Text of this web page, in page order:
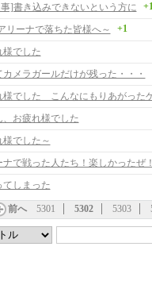
事]書き込みできないという方に
リーナで落ちた皆様へ～ +1
様でした
カメラガールだけが残った・・・
、お疲れ様でした
様でした～
ナで戦った人たち！楽しかったぜ
てしまった
前へ 5301 5302 5303